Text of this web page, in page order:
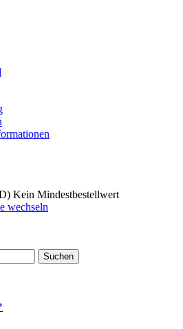
Kein Mindestbestellwert
Suchen